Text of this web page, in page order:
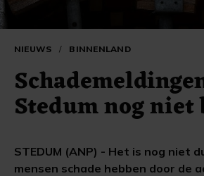
NIEUWS / BINNENLAND
Stedum nog niet
STEDUM (ANP) - Het is nog niet
mensen schade hebben door de